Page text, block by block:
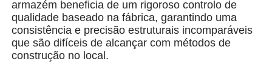
Quem Somos
armazém beneficia de um rigoroso controlo de
qualidade baseado na fábrica, garantindo uma
consistência e precisão estruturais incomparáveis
que são difíceis de alcançar com métodos de
construção no local.